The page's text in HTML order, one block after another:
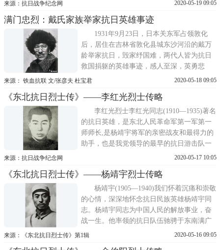
河区大乾沟子屯一个农民家里。i父亲是一个
忠厚朴实的农民，他有六个哥哥两个姐姐。
国安同志
来源：抗日战争纪念网 2020-05-19 09:05
满门忠烈：戴氏家族举家抗日英雄事迹
1931年9月23日，日本关东军占领敦化
后，居住在吉林省敦化县城东沙河沿的戴万
龄举家抗日，毁家纾国难，两代人皆为抗日
救国捐躯的英雄事迹，感人至深，英勇悲
壮。一、精忠报国，举家抗日戴万龄戴万
于1871年7月18日，祖籍山东省莱州府掖县。
乾隆末年，家族逃荒来到吉林敦化县沙河沿
一带，经过几代人的
来源： 铁血抗联 文/张彦夫 杜宝君 2020-05-18 09:05
《东北抗日烈士传》——李红光烈士传略
李红光烈士李红光同志(1910—1935)著名
的抗日英雄，是东北人民革命军第一军第一
师师长,是杨靖宇将军的亲密战友和最得力的
助手，也是我党领导的最早的抗日游击队一
南满游击队的主要创始人之一。他具有卓越
是东北抗日部队杰出的军事将领。一李红光
同志,又名李弘海、李义山。1910年生于朝鲜
京畿道龙任郡
来源：抗日战争纪念网 2020-05-17 10:05
《东北抗日烈士传》——杨靖宇烈士传略
杨靖宇(1905—1940)我们怀着沉痛和崇敬
的心情，深深地怀念抗日民族英雄杨靖宇同
志。杨靖宇同志为中国人民的解放事业，奋
战一生。他率领的抗日队伍驰骋于东南满广
阔的土地上，沉重地打击了日本侵略军，有
来源：《东北抗日烈士传》第1辑 2020-05-16 09:05